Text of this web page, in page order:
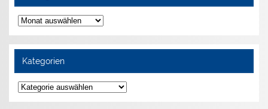
Beitrags-
Archiv
Kategorien
Kategorien